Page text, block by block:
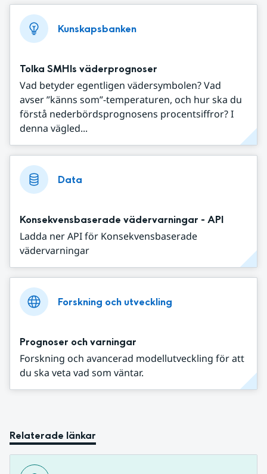
Kunskapsbanken
Tolka SMHIs väderprognoser
Vad betyder egentligen vädersymbolen? Vad
avser ”känns som”-temperaturen, och hur ska du
förstå nederbördsprognosens procentsiffror? I
denna vägled...
Data
Konsekvensbaserade vädervarningar - API
Ladda ner API för Konsekvensbaserade
vädervarningar
Forskning och utveckling
Prognoser och varningar
Forskning och avancerad modellutveckling för att
du ska veta vad som väntar.
Relaterade länkar